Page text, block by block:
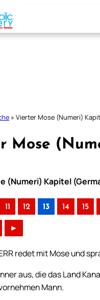
» Vierter Mose (Numeri)
Mose
(Numeri) Kapitel
11 12 13 14 15
►
redet mit Mose und
aus, die das Land
Mann.